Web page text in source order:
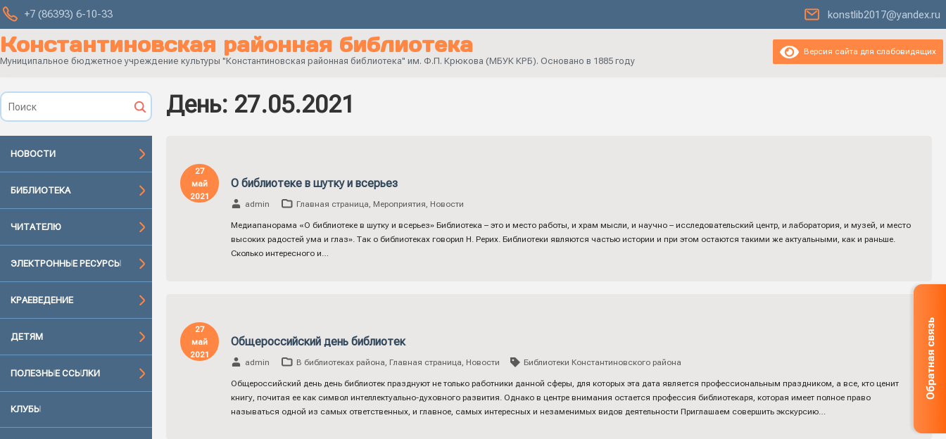
+7 (86393) 6-10-33 konstlib2017@yandex.ru
Константиновская районная библиотека
Муниципальное бюджетное учреждение культуры "Константиновская районная библиотека" им. Ф.П. Крюкова (МБУК КРБ). Основано в 1885 году
Версия сайта для слабовидящих
НОВОСТИ
БИБЛИОТЕКА
ЧИТАТЕЛЮ
ЭЛЕКТРОННЫЕ РЕСУРСЫ
КРАЕВЕДЕНИЕ
ДЕТЯМ
ПОЛЕЗНЫЕ ССЫЛКИ
КЛУБЫ
День: 27.05.2021
27
май
2021
О библиотеке в шутку и всерьез
admin Главная страница, Мероприятия, Новости
Медиапанорама «О библиотеке в шутку и всерьез» Библиотека – это и место работы, и храм мысли, и научно – исследовательский центр, и лаборатория, и музей, и место
высоких радостей ума и глаз». Так о библиотеках говорил Н. Рерих. Библиотеки являются частью истории и при этом остаются такими же актуальными, как и раньше.
Сколько интересного и…
27
май
2021
Общероссийский день библиотек
admin В библиотеках района, Главная страница, Новости Библиотеки Константиновского района
Общероссийский день день библиотек празднуют не только работники данной сферы, для которых эта дата является профессиональным праздником, а все, кто ценит
книгу, почитая ее как символ интеллектуально-духовного развития. Однако в центре внимания остается профессия библиотекаря, которая имеет полное право
называться одной из самых ответственных, и главное, самых интересных и незаменимых видов деятельности Приглашаем совершить экскурсию…